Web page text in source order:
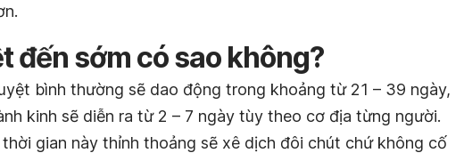
đến sớm có sao không?
bình thường sẽ dao động trong khoảng từ 21 – 39 ngày,
kinh sẽ diễn ra từ 2 – 7 ngày tùy theo cơ địa từng người.
gian này thỉnh thoảng sẽ xê dịch đôi chút chứ không cố